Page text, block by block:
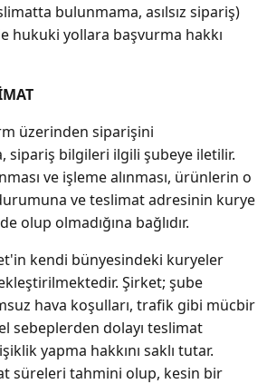
bulunmama, asılsız sipariş)
hukuki yollara başvurma hakkı
üzerinden siparişini
sipariş bilgileri ilgili şubeye iletilir.
ve işleme alınması, ürünlerin o
ve teslimat adresinin kurye
olup olmadığına bağlıdır.
kendi bünyesindeki kuryeler
Şirket; şube
hava koşulları, trafik gibi mücbir
sebeplerden dolayı teslimat
yapma hakkını saklı tutar.
süreleri tahmini olup, kesin bir